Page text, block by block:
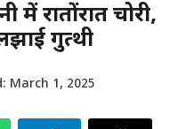
में रातोंरात चोरी,
गुत्थी
March 1, 2025